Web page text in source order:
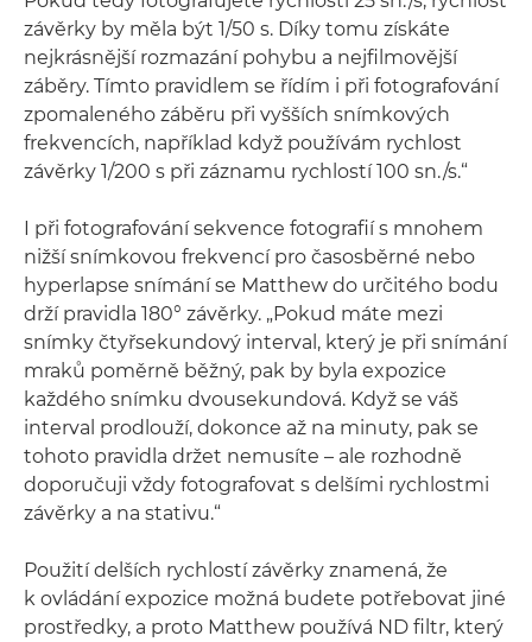
závěrky by měla být 1/50 s. Díky tomu získáte
nejkrásnější rozmazání pohybu a nejfilmovější
záběry. Tímto pravidlem se řídím i při fotografování
zpomaleného záběru při vyšších snímkových
frekvencích, například když používám rychlost
závěrky 1/200 s při záznamu rychlostí 100 sn./s.“
I při fotografování sekvence fotografií s mnohem
nižší snímkovou frekvencí pro časosběrné nebo
hyperlapse snímání se Matthew do určitého bodu
drží pravidla 180° závěrky. „Pokud máte mezi
snímky čtyřsekundový interval, který je při snímání
mraků poměrně běžný, pak by byla expozice
každého snímku dvousekundová. Když se váš
interval prodlouží, dokonce až na minuty, pak se
tohoto pravidla držet nemusíte – ale rozhodně
doporučuji vždy fotografovat s delšími rychlostmi
závěrky a na stativu.“
Použití delších rychlostí závěrky znamená, že
k ovládání expozice možná budete potřebovat jiné
prostředky, a proto Matthew používá ND filtr, který